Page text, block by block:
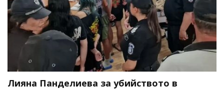
Лияна Панделиева за убийството в